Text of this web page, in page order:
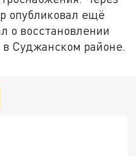
опубликовал ещё
о восстановлении
в Суджанском районе.